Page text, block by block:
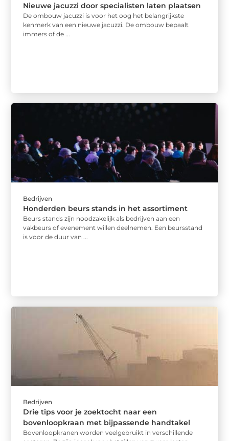
Nieuwe jacuzzi door specialisten laten plaatsen
De ombouw jacuzzi is voor het oog het belangrijkste
kenmerk van een nieuwe jacuzzi. De ombouw bepaalt
immers of de ...
Bedrijven
Honderden beurs stands in het assortiment
Beurs stands zijn noodzakelijk als bedrijven aan een
vakbeurs of evenement willen deelnemen. Een beursstand
is voor de duur van ...
Bedrijven
Drie tips voor je zoektocht naar een
bovenloopkraan met bijpassende handtakel
Bovenloopkranen worden veelgebruikt in verschillende